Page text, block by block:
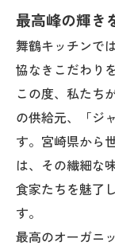
最高峰の輝き
舞鶴キッチンで
協なきこだわり
この度、私たち
の供給元、「ジ
す。宮崎県から
は、その繊細な
食家たちを魅了
す。
最高のオーガニ